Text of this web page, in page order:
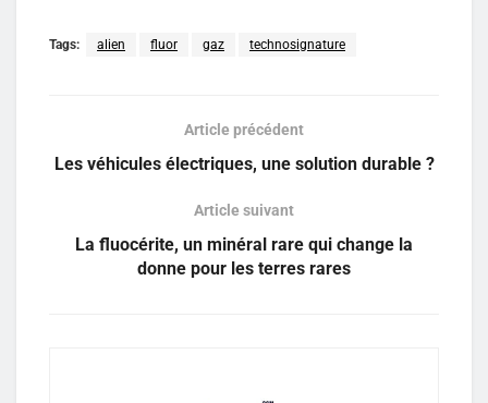
Tags: alien fluor gaz technosignature
Article précédent
Les véhicules électriques, une solution durable ?
Article suivant
La fluocérite, un minéral rare qui change la
donne pour les terres rares